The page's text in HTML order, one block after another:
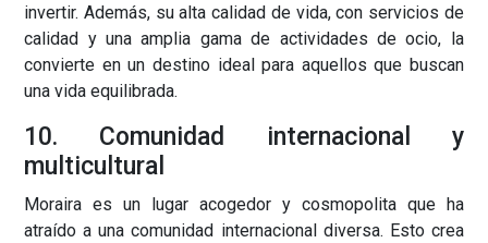
invertir. Además, su alta calidad de vida, con servicios de
calidad y una amplia gama de actividades de ocio, la
convierte en un destino ideal para aquellos que buscan
una vida equilibrada.
10. Comunidad internacional y
multicultural
Moraira es un lugar acogedor y cosmopolita que ha
atraído a una comunidad internacional diversa. Esto crea